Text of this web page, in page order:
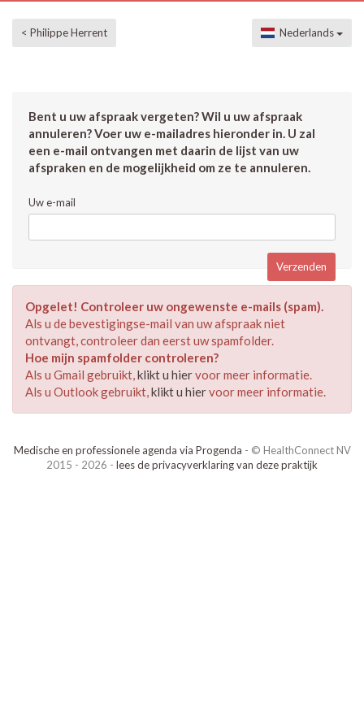
< Philippe Herrent Nederlands
Bent u uw afspraak vergeten? Wil u uw afspraak
annuleren? Voer uw e-mailadres hieronder in. U zal
een e-mail ontvangen met daarin de lijst van uw
afspraken en de mogelijkheid om ze te annuleren.
Uw e-mail
Opgelet! Controleer uw ongewenste e-mails (spam).
Als u de bevestigingse-mail van uw afspraak niet
ontvangt, controleer dan eerst uw spamfolder.
Hoe mijn spamfolder controleren?
Als u Gmail gebruikt,klikt u hiervoor meer informatie.
Als u Outlook gebruikt,klikt u hiervoor meer informatie.
Medische en professionele agenda via Progenda - © HealthConnect NV
2015 - 2026 - lees de privacyverklaring van deze praktijk